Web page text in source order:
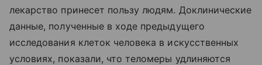
лекарство принесет пользу людям. Доклинические
данные, полученные в ходе предыдущего
исследования клеток человека в искусственных
условиях, показали, что теломеры удлиняются